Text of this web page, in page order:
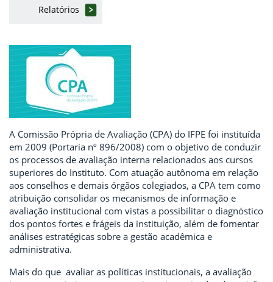
Relatórios
A Comissão Própria de Avaliação (CPA) do IFPE foi instituída
em 2009 (Portaria nº 896/2008) com o objetivo de conduzir
os processos de avaliação interna relacionados aos cursos
superiores do Instituto. Com atuação autônoma em relação
aos conselhos e demais órgãos colegiados, a CPA tem como
atribuição consolidar os mecanismos de informação e
avaliação institucional com vistas a possibilitar o diagnóstico
dos pontos fortes e frágeis da instituição, além de fomentar
análises estratégicas sobre a gestão acadêmica e
administrativa.
Mais do que avaliar as políticas institucionais, a avaliação